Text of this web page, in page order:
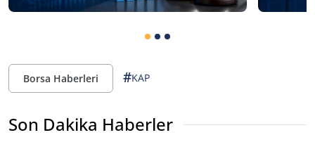
Borsa Haberleri #KAP
Son Dakika Haberler